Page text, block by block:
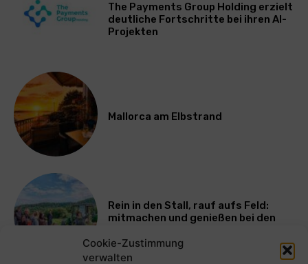
Cookie-Zustimmung
verwalten
The Payments Group Holding erzielt
deutliche Fortschritte bei ihren AI-
Projekten
Mallorca am Elbstrand
Rein in den Stall, rauf aufs Feld:
mitmachen und genießen bei den